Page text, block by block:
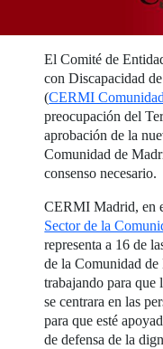
El Comité de
con Discapacidad
(CERMI
preocupación del
aprobación de la
Comunidad de
consenso necesario.
CERMI Madrid, en
Sector de la
representa a 16 de
de la Comunidad
trabajando para que
se centrara en las
para que esté
de defensa de la